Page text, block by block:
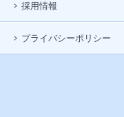
採用情報
プライバシーポリシー